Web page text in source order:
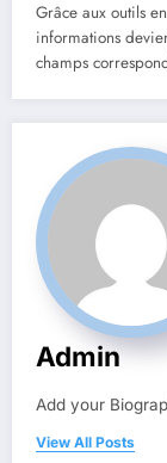
Grâce aux outils
informations
champs
Admin
Add your
View All Posts